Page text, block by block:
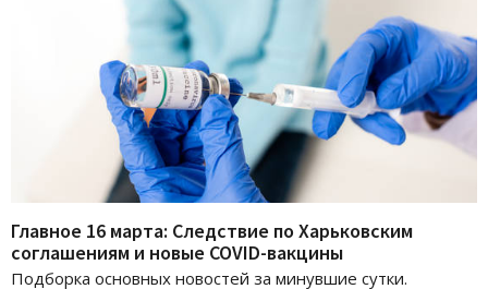
Главное 16 марта: Следствие по Харьковским
соглашениям и новые COVID-вакцины
Подборка основных новостей за минувшие сутки.